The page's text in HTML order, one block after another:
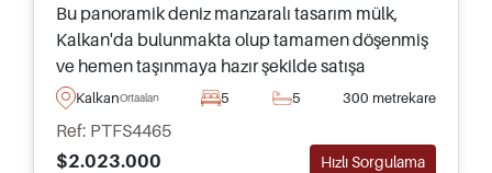
Bu panoramik deniz manzaralı tasarım mülk,
Kalkan'da bulunmakta olup tamamen döşenmiş
ve hemen taşınmaya hazır şekilde satışa
sunulmaktadır &ndash; şehir merkezi ve
mesafesinde yer almaktadır.
KalkanOrtaalan 5 5 300 metrekare
Ref: PTFS4465
$2.023.000
Hızlı Sorgulama